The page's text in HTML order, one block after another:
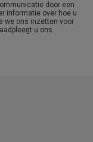
door een
informatie over hoe u
we ons inzetten voor
u ons